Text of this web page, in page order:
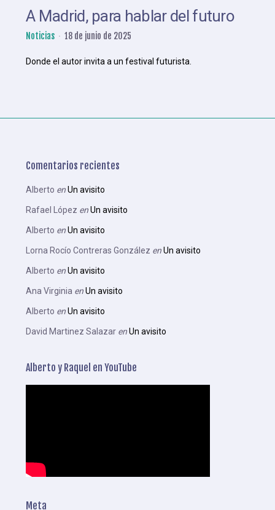
A Madrid, para hablar del futuro
Noticias 18 de junio de 2025
Donde el autor invita a un festival futurista.
Comentarios recientes
Alberto enUn avisito
Rafael López enUn avisito
Alberto enUn avisito
Lorna Rocío Contreras González enUn avisito
Alberto enUn avisito
Ana Virginia enUn avisito
Alberto enUn avisito
David Martinez Salazar enUn avisito
Alberto y Raquel en YouTube
Meta